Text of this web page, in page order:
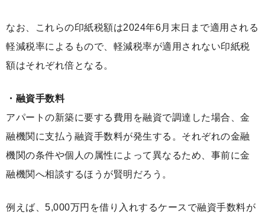
なお、これらの印紙税額は2024年6月末日まで適用される
軽減税率によるもので、軽減税率が適用されない印紙税
額はそれぞれ倍となる。
・融資手数料
アパートの新築に要する費用を融資で調達した場合、金
融機関に支払う融資手数料が発生する。それぞれの金融
機関の条件や個人の属性によって異なるため、事前に金
融機関へ相談するほうが賢明だろう。
例えば、5,000万円を借り入れするケースで融資手数料が